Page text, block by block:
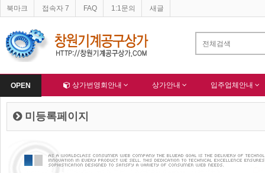
OPEN
북마크 접속자 7 FAQ 1:1문의 새글
Home 상가번영회안내 상가안내 입주업체안내
미등록페이지